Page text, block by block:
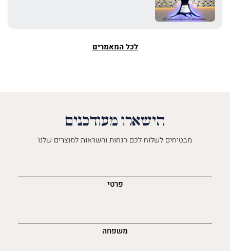
לכל המאמרים
הישארו מעודכנים
מבטיחים לשלוח לכם הנחות והשראות למוצרים שלנו
פרטי
משפחה